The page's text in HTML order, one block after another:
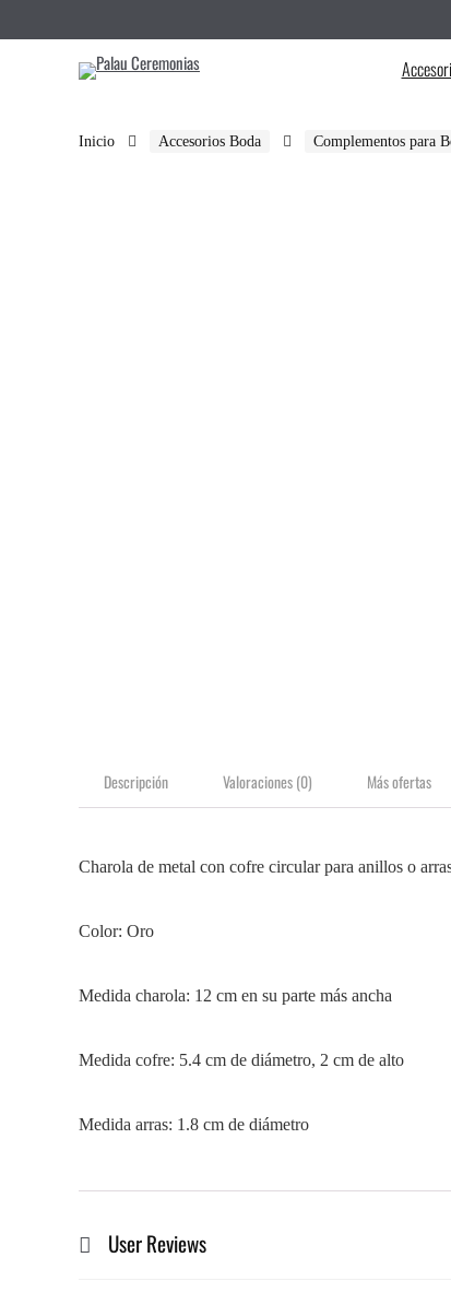
Inicio Accesorios Boda Complementos para
Descripción Valoraciones (0) Más ofertas
Charola de metal con cofre circular para anillos o
Color: Oro
Medida charola: 12 cm en su parte más ancha
Medida cofre: 5.4 cm de diámetro, 2 cm de alto
Medida arras: 1.8 cm de diámetro
User Reviews